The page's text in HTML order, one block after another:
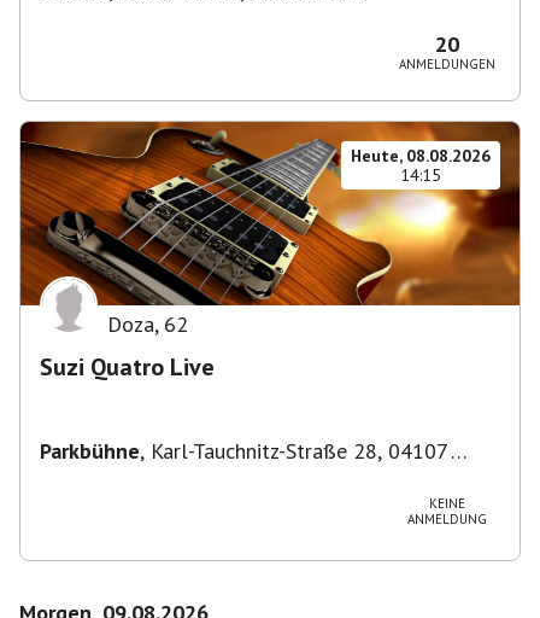
20
ANMELDUNGEN
Heute, 08.08.2026
14:15
Doza, 62
Suzi Quatro Live
Parkbühne, Karl-Tauchnitz-Straße 28, 04107
KEINE
ANMELDUNG